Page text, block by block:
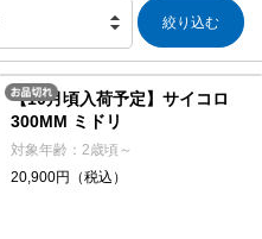
【10月頃入荷予定】サイコロ
300MM ミドリ
対象年齢：2歳頃～
20,900円（税込）